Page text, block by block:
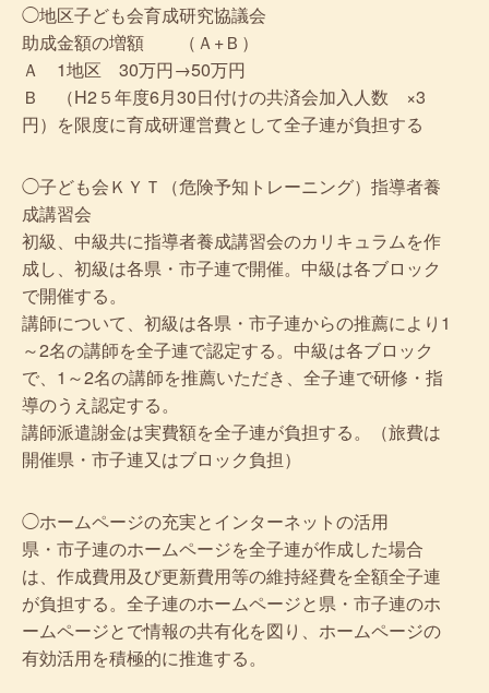
◯地区子ども会育成研究協議会
助成金額の増額 （Ａ+Ｂ）
Ａ 1地区 30万円→50万円
Ｂ （H2５年度6月30日付けの共済会加入人数 ×3
円）を限度に育成研運営費として全子連が負担する
◯子ども会ＫＹＴ（危険予知トレーニング）指導者養
成講習会
初級、中級共に指導者養成講習会のカリキュラムを作
成し、初級は各県・市子連で開催。中級は各ブロック
で開催する。
講師について、初級は各県・市子連からの推薦により1
～2名の講師を全子連で認定する。中級は各ブロック
で、1～2名の講師を推薦いただき、全子連で研修・指
導のうえ認定する。
講師派遣謝金は実費額を全子連が負担する。（旅費は
開催県・市子連又はブロック負担）
◯ホームページの充実とインターネットの活用
県・市子連のホームページを全子連が作成した場合
は、作成費用及び更新費用等の維持経費を全額全子連
が負担する。全子連のホームページと県・市子連のホ
ームページとで情報の共有化を図り、ホームページの
有効活用を積極的に推進する。